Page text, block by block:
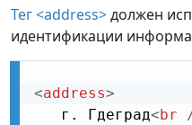
Тег <address>должен
идентификации
<address>
   г. Гдеград
< br